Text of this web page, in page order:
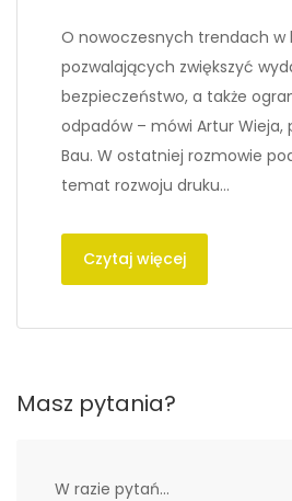
O nowoczesnych trendach w
pozwalających zwiększyć
bezpieczeństwo, a także
odpadów – mówi Artur Wieja,
Bau. W ostatniej rozmowie
temat rozwoju druku…
Czytaj więcej
Masz pytania?
W razie pytań...